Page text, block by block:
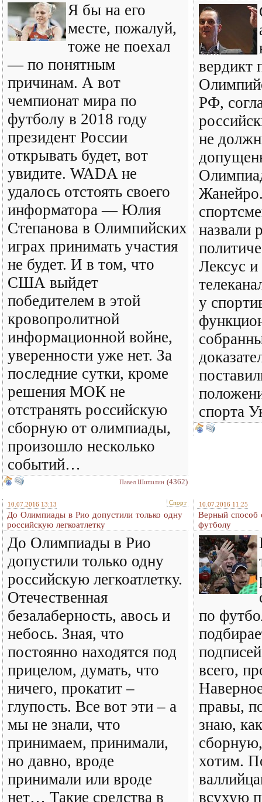
Я бы на его
месте, пожалуй,
тоже не поехал
— по понятным
причинам. А вот
чемпионат мира по
футболу в 2018 году
президент России
открывать будет, вот
увидите. WADA не
удалось отстоять своего
информатора — Юлия
Степанова в Олимпийских
играх принимать участия
не будет. И в том, что
США выйдет
победителем в этой
кровопролитной
информационной войне,
уверенности уже нет. За
последние сутки, кроме
решения МОК не
отстранять российскую
сборную от олимпиады,
произошло несколько
событий…
Павел Шипилин (4362)
вердикт
РФ,
не
назвали
Лексус
у
спорта
10.07.2016 13:13 Спорт
До Олимпиады в Рио допустили только одну
российскую легкоатлетку
До Олимпиады в Рио
допустили только одну
российскую легкоатлетку.
Отечественная
безалаберность, авось и
небось. Зная, что
постоянно находятся под
прицелом, думать, что
ничего, прокатит –
глупость. Все вот эти – а
мы не знали, что
принимаем, принимали,
но давно, вроде
принимали или вроде
нет… Такие средства в
10.07.2016 11:25
Верный способ
футболу
по
всего,
правы,
знаю,
хотим.
всухую